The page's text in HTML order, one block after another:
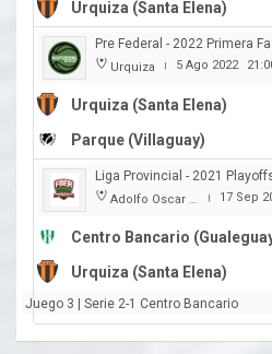
Urquiza (Santa Elena)
Pre Federal - 2022 Primera
Urquiza | 5 Ago 2022
Urquiza (Santa Elena)
Parque (Villaguay)
Liga Provincial - 2021
Adolfo Oscar Capurro | 17 Sep
Centro Bancario
Urquiza (Santa Elena)
Juego 3 | Serie 2-1 Centro Bancario